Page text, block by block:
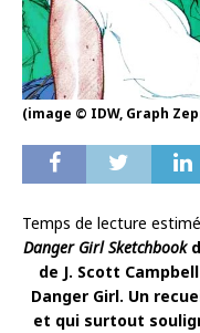
(image © IDW, Graph
Temps de lecture
Danger Girl Sketchbook
de J. Scott
Danger Girl. Un
et qui surtout